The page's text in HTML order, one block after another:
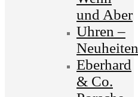
und Aber
Uhren –
Neuheiten
Eberhard
& Co.